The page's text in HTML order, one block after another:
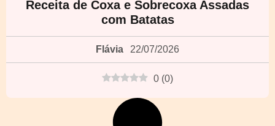
Receita de Coxa e Sobrecoxa Assadas
com Batatas
Flávia 22/07/2026
0 (0)